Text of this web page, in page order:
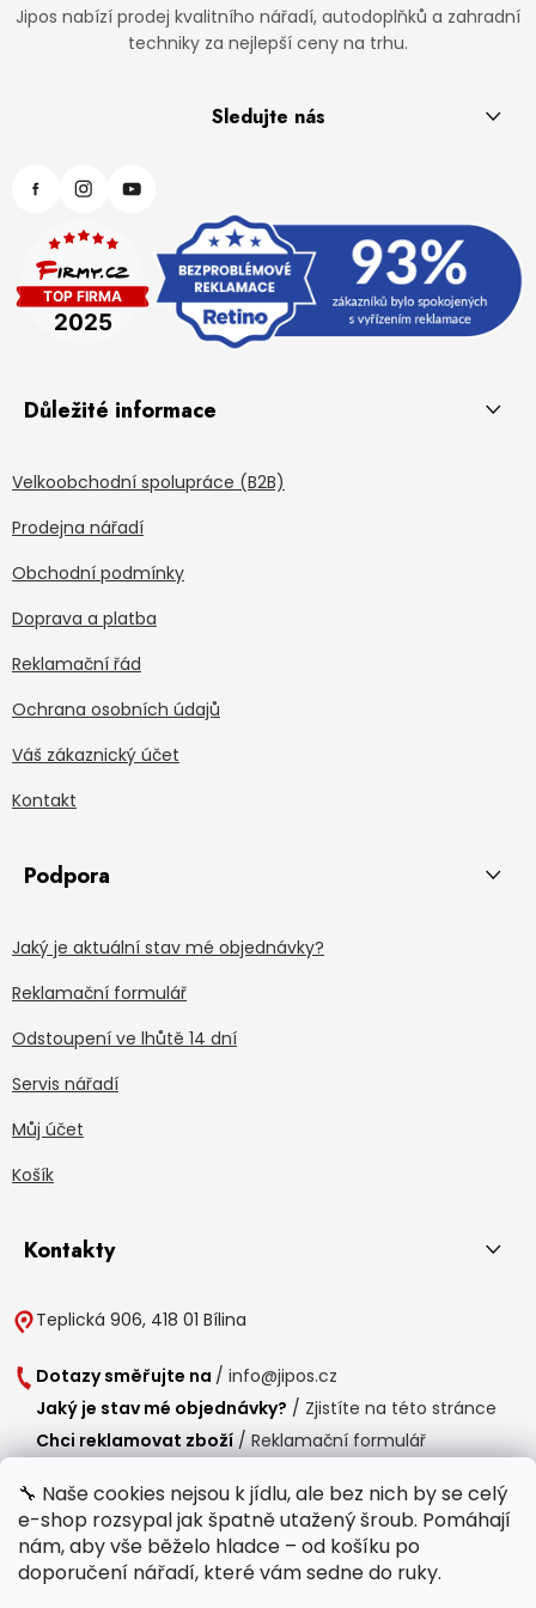
🔧 Naše cookies nejsou k jídlu, ale bez nich by se celý
e-shop rozsypal jak špatně utažený šroub. Pomáhají
nám, aby vše běželo hladce – od košíku po
doporučení nářadí, které vám sedne do ruky.
Jipos nabízí prodej kvalitního nářadí, autodoplňků a zahradní
techniky za nejlepší ceny na trhu.
Sledujte nás
Důležité informace
Velkoobchodní spolupráce (B2B)
Prodejna nářadí
Obchodní podmínky
Doprava a platba
Reklamační řád
Ochrana osobních údajů
Váš zákaznický účet
Kontakt
Podpora
Jaký je aktuální stav mé objednávky?
Reklamační formulář
Odstoupení ve lhůtě 14 dní
Servis nářadí
Můj účet
Košík
Kontakty
Teplická 906, 418 01 Bílina
Dotazy směřujte na / info@jipos.cz
Jaký je stav mé objednávky? / Zjistíte na této stránce
Chci reklamovat zboží / Reklamační formulář
Provozní doba
Po-Čt / 8:00 - 15:00